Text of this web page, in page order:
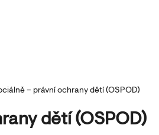
– právní ochrany dětí (OSPOD)
dětí (OSPOD)